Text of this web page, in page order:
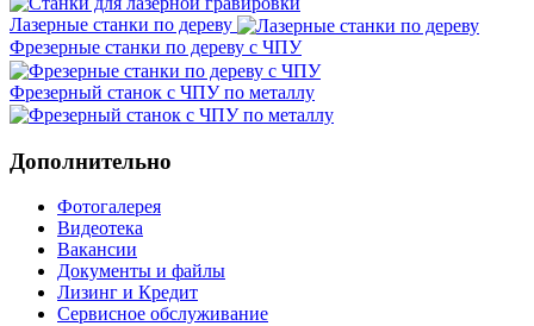
Лазерные станки по дереву
Фрезерные станки по дереву с ЧПУ
Фрезерный станок с ЧПУ по металлу
Дополнительно
Фотогалерея
Видеотека
Вакансии
Документы и файлы
Лизинг и Кредит
Сервисное обслуживание